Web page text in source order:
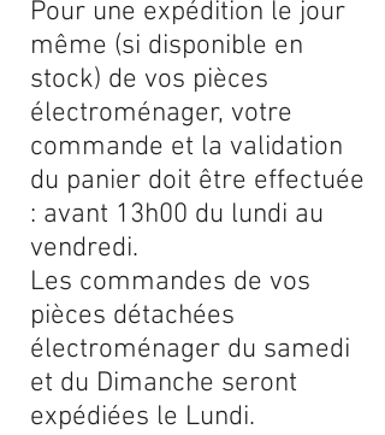
Pour une expédition le jour
même (si disponible en
stock) de vos pièces
électroménager, votre
commande et la validation
du panier doit être effectuée
: avant 13h00 du lundi au
vendredi.
Les commandes de vos
pièces détachées
électroménager du samedi
et du Dimanche seront
expédiées le Lundi.